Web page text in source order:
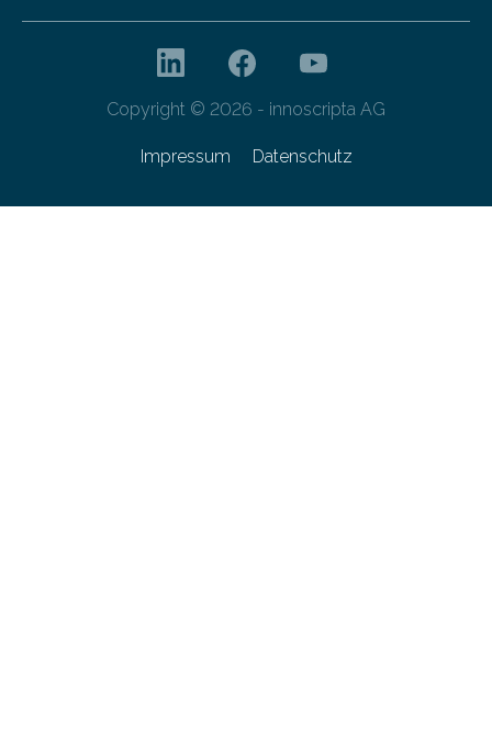
Copyright © 2026 - innoscripta AG
Impressum Datenschutz